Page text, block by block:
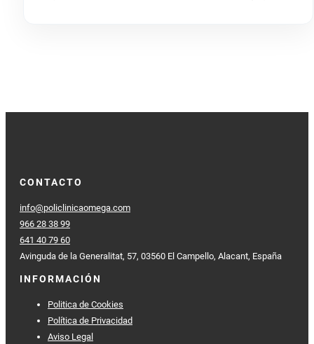
CONTACTO
info@policlinicaomega.com
966 28 38 99
641 40 79 60
Avinguda de la Generalitat, 57, 03560 El Campello, Alacant, España
INFORMACIÓN
Politica de Cookies
Política de Privacidad
Aviso Legal